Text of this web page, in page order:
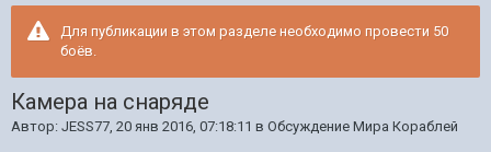
Для публикации в этом разделе необходимо провести 50
боёв.
Камера на снаряде
Автор: JESS77, 20 янв 2016, 07:18:11 в Обсуждение Мира Кораблей